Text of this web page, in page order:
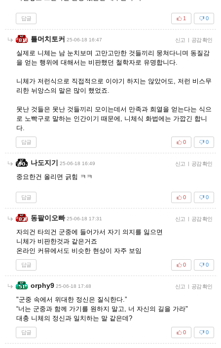
답글 0
1
틀머치토커 25-06-18 16:47 신고 | 공감 확인
실제로 니체는 남 눈치보며 고만고만한 것들끼리 뭉쳐다니며 동질감
을 얻는 행위에 대해서는 비판했던 철학자로 유명합니다.
니체가 저런식으로 직접적으로 이야기 하지는 않았어도, 저런 비스무
리한 뉘앙스의 말은 많이 했었죠.
못난 것들은 못난 것들끼리 모이는데서 만족과 희열을 얻는다는 식으
로 노빡구로 말하는 인간이기 때문에, 니체식 화법에는 가깝긴 합니
다.
답글 0
0
나도지기 25-06-18 16:49 신고 | 공감 확인
중요한건 올리면 긁힘 ㅋㅋ
답글 0
0
동팔이오빠 25-06-18 17:31 신고 | 공감 확인
자의건 타의건 군중에 들어가서 자기 의지를 잃으면
니체가 비판한것과 같은거죠
온라인 커뮤에서도 비슷한 현상이 자주 보임
답글 0
0
orphy9 25-06-18 17:48 신고 | 공감 확인
"군중 속에서 위대한 정신은 질식한다.”
“너는 군중과 함께 가기를 원하지 말고, 너 자신의 길을 가라"
대충 니체의 정신과 일치하는 말 같은데?
답글 0
0